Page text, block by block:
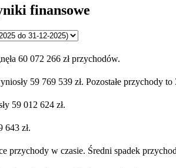
finansowe
60 072 266 zł przychodów.
59 769 539 zł. Pozostałe przychody to
59 012 624 zł.
643 zł.
przychody w czasie. Średni spadek